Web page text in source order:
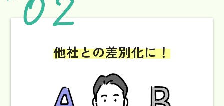
他社との差別化に！